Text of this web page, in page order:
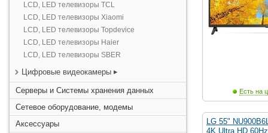
LCD, LED телевизоры TCL
LCD, LED телевизоры Xiaomi
LCD, LED телевизоры Topdevice
LCD, LED телевизоры Haier
LCD, LED телевизоры SBER
Цифровые видеокамеры
Серверы и Системы хранения данных
Сетевое оборудование, модемы
Аксессуары
Есть на
LG 55"
4K Ultra HD